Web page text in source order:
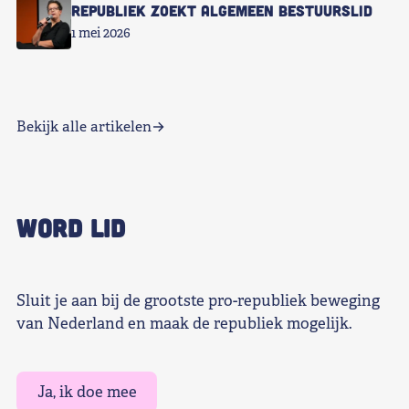
Republiek zoekt Algemeen Bestuurslid
1 mei 2026
Bekijk alle artikelen
WORD LID
Sluit je aan bij de grootste pro-republiek beweging
van Nederland en maak de republiek mogelijk.
Ja, ik doe mee